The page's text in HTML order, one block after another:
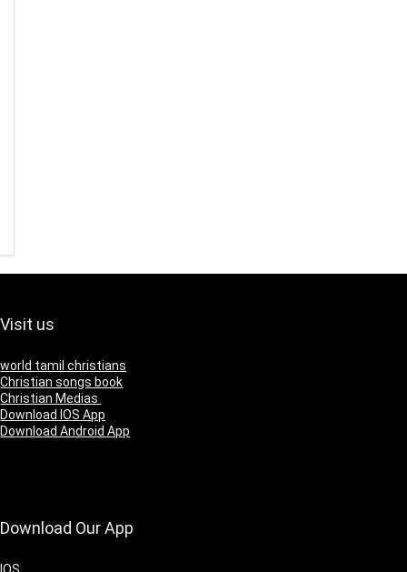
Visit us
world tamil christians
Christian songs book
Christian Medias
Download IOS App
Download Android App
Download Our App